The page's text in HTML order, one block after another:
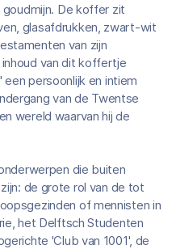
De koffer zit
glasafdrukken, zwart-wit
van zijn
van dit koffertje
persoonlijk en intiem
van de Twentse
wereld waarvan hij de
die buiten
de grote rol van de tot
of mennisten in
het Delftsch Studenten
'Club van 1001', de